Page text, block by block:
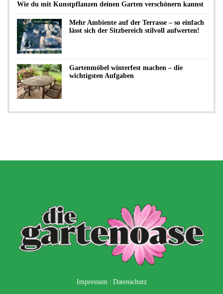
Wie du mit Kunstpflanzen deinen Garten verschönern kannst
Mehr Ambiente auf der Terrasse – so einfach
lässt sich der Sitzbereich stilvoll aufwerten!
Gartenmöbel winterfest machen – die
wichtigsten Aufgaben
Impressum Datenschutz